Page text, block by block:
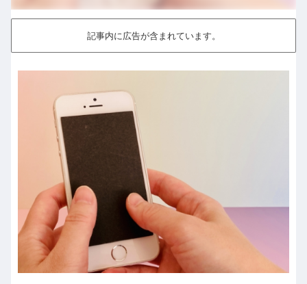
記事内に広告が含まれています。